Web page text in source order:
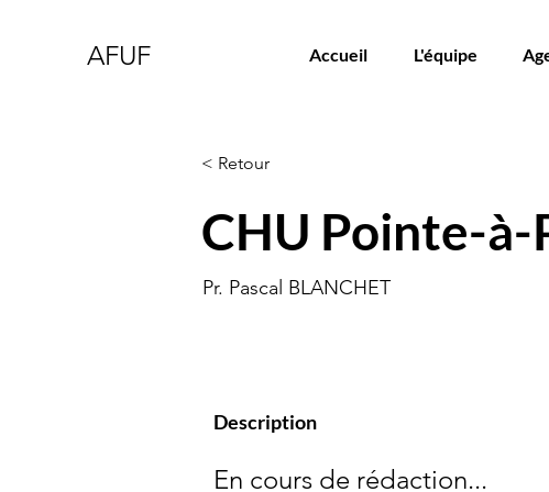
AFUF Accueil L'équipe
< Retour
CHU Pointe-
Pr. Pascal BLANCHET
Description
En cours de rédaction...